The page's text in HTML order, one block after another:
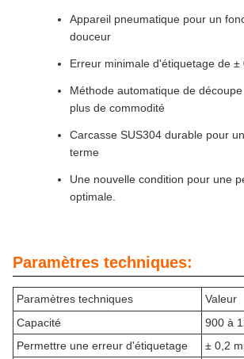
Appareil pneumatique pour un
douceur
Erreur minimale d'étiquetage de ±
Méthode automatique de
plus de commodité
Carcasse SUS304 durable pour
terme
Une nouvelle condition pour une
optimale.
Paramètres techniques:
Paramètres techniques
Valeur
Capacité
900 à
Permettre une erreur d'étiquetage
± 0,2